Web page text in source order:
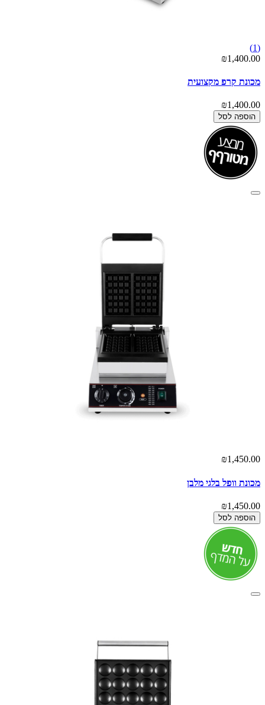
(1)
₪1,400.00
מכונת קרפ מקצועית
₪1,400.00
הוספה לסל
₪1,450.00
מכונת וופל בלגי מלבן
₪1,450.00
הוספה לסל